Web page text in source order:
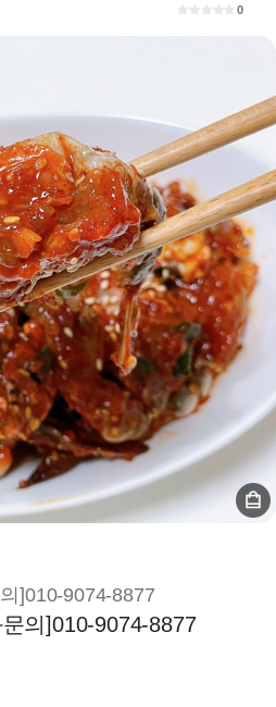
0
]010-9074-8877
의]010-9074-8877